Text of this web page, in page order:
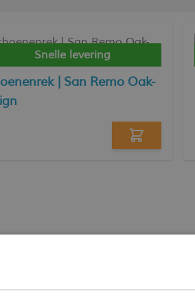
Snelle levering
| San Remo Oak-
je gegarandeerd bij Emob, jouw
en sfeervolle
- Beige wordt snel en